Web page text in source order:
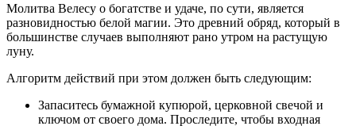
Молитва Велесу о богатстве и удаче, по сути, является
разновидностью белой магии. Это древний обряд, который в
большинстве случаев выполняют рано утром на растущую
луну.
Алгоритм действий при этом должен быть следующим:
Запаситесь бумажной купюрой, церковной свечой и
ключом от своего дома. Проследите, чтобы входная